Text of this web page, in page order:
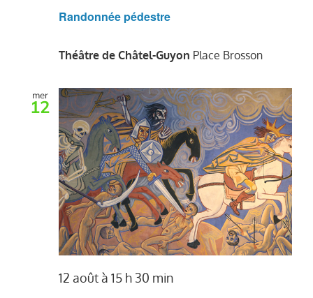
Randonnée pédestre
Théâtre de Châtel-Guyon Place Brosson
mer
12
12 août à 15 h 30 min